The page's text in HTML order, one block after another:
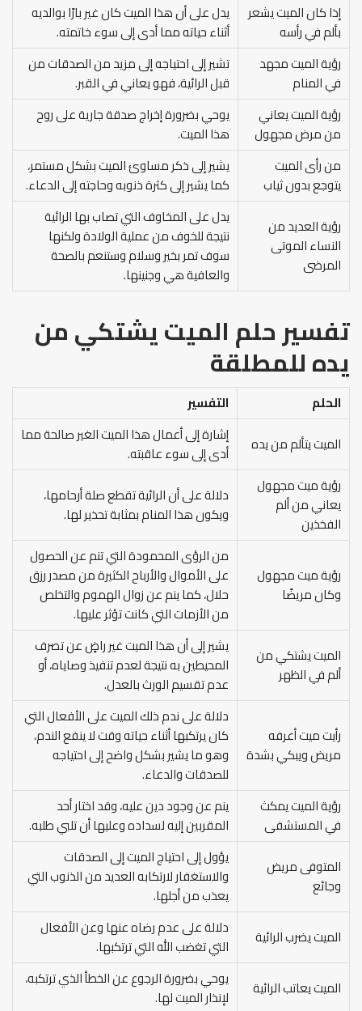
إذا كان الميت يشعر
بألم في رأسه
يدل على أن هذا الميت كان غير بارًا بوالديه
أثناء حياته مما أدى إلى سوء خاتمته.
رؤية الميت مجهد
في المنام
تشير إلى احتياجه إلى مزيد من الصدقات من
قبل الرائية، فهو يعاني في القبر.
رؤية الميت يعاني
من مرض مجهول
يوحي بضرورة إخراج صدقة جارية على روح
هذا الميت.
من رأى الميت
يتوجع بدون ثياب
يشير إلى ذكر مساوئ الميت بشكل مستمر،
كما يشير إلى كثرة ذنوبه وحاجته إلى الدعاء.
رؤية العديد من
النساء الموتى
المرضى
يدل على المخاوف التي تصاب بها الرائية
نتيجة للخوف من عملية الولادة ولكنها
سوف تمر بخير وسلام وستنعم بالصحة
والعافية هي وجنينها.
تفسير حلم الميت يشتكي من
يدهللمطلقة
الحلم
التفسير
الميت يتألم من يده
إشارة إلى أعمال هذا الميت الغير صالحة مما
أدى إلى سوء عاقبته.
رؤية ميت مجهول
يعاني من ألم
الفخذين
دلالة على أن الرائية تقطع صلة أرحامها،
ويكون هذا المنام بمثابة تحذير لها.
رؤية ميت مجهول
وكان مريضًا
من الرؤى المحمودة التي تنم عن الحصول
على الأموال والأرباح الكثيرة من مصدر رزق
حلال، كما ينم عن زوال الهموم والتخلص
من الأزمات التي كانت تؤثر عليها.
الميت يشتكي من
ألم في الظهر
يشير إلى أن هذا الميت غير راضٍ عن تصرف
المحيطين به نتيجة لعدم تنفيذ وصاياه، أو
عدم تقسيم الورث بالعدل.
رأيت ميت أعرفه
مريض ويبكي بشدة
دلالة على ندم ذلك الميت على الأفعال التي
كان يرتكبها أثناء حياته وقت لا ينفع الندم،
وهو ما يشير بشكل واضح إلى احتياجه
للصدقات والدعاء.
رؤية الميت يمكث
في المستشفى
ينم عن وجود دين عليه، وقد اختار أحد
المقربين إليه لسداده وعليها أن تلبي طلبه.
المتوفى مريض
وجائع
يؤول إلى احتياج الميت إلى الصدقات
والاستغفار لارتكابه العديد من الذنوب التي
يعذب من أجلها.
الميت يضرب الرائية
دلالة على عدم رضاه عنها وعن الأفعال
التي تغضب الله التي ترتكبها.
الميت يعاتب الرائية
يوحي بضرورة الرجوع عن الخطأ الذي ترتكبه،
لإنذار الميت لها.